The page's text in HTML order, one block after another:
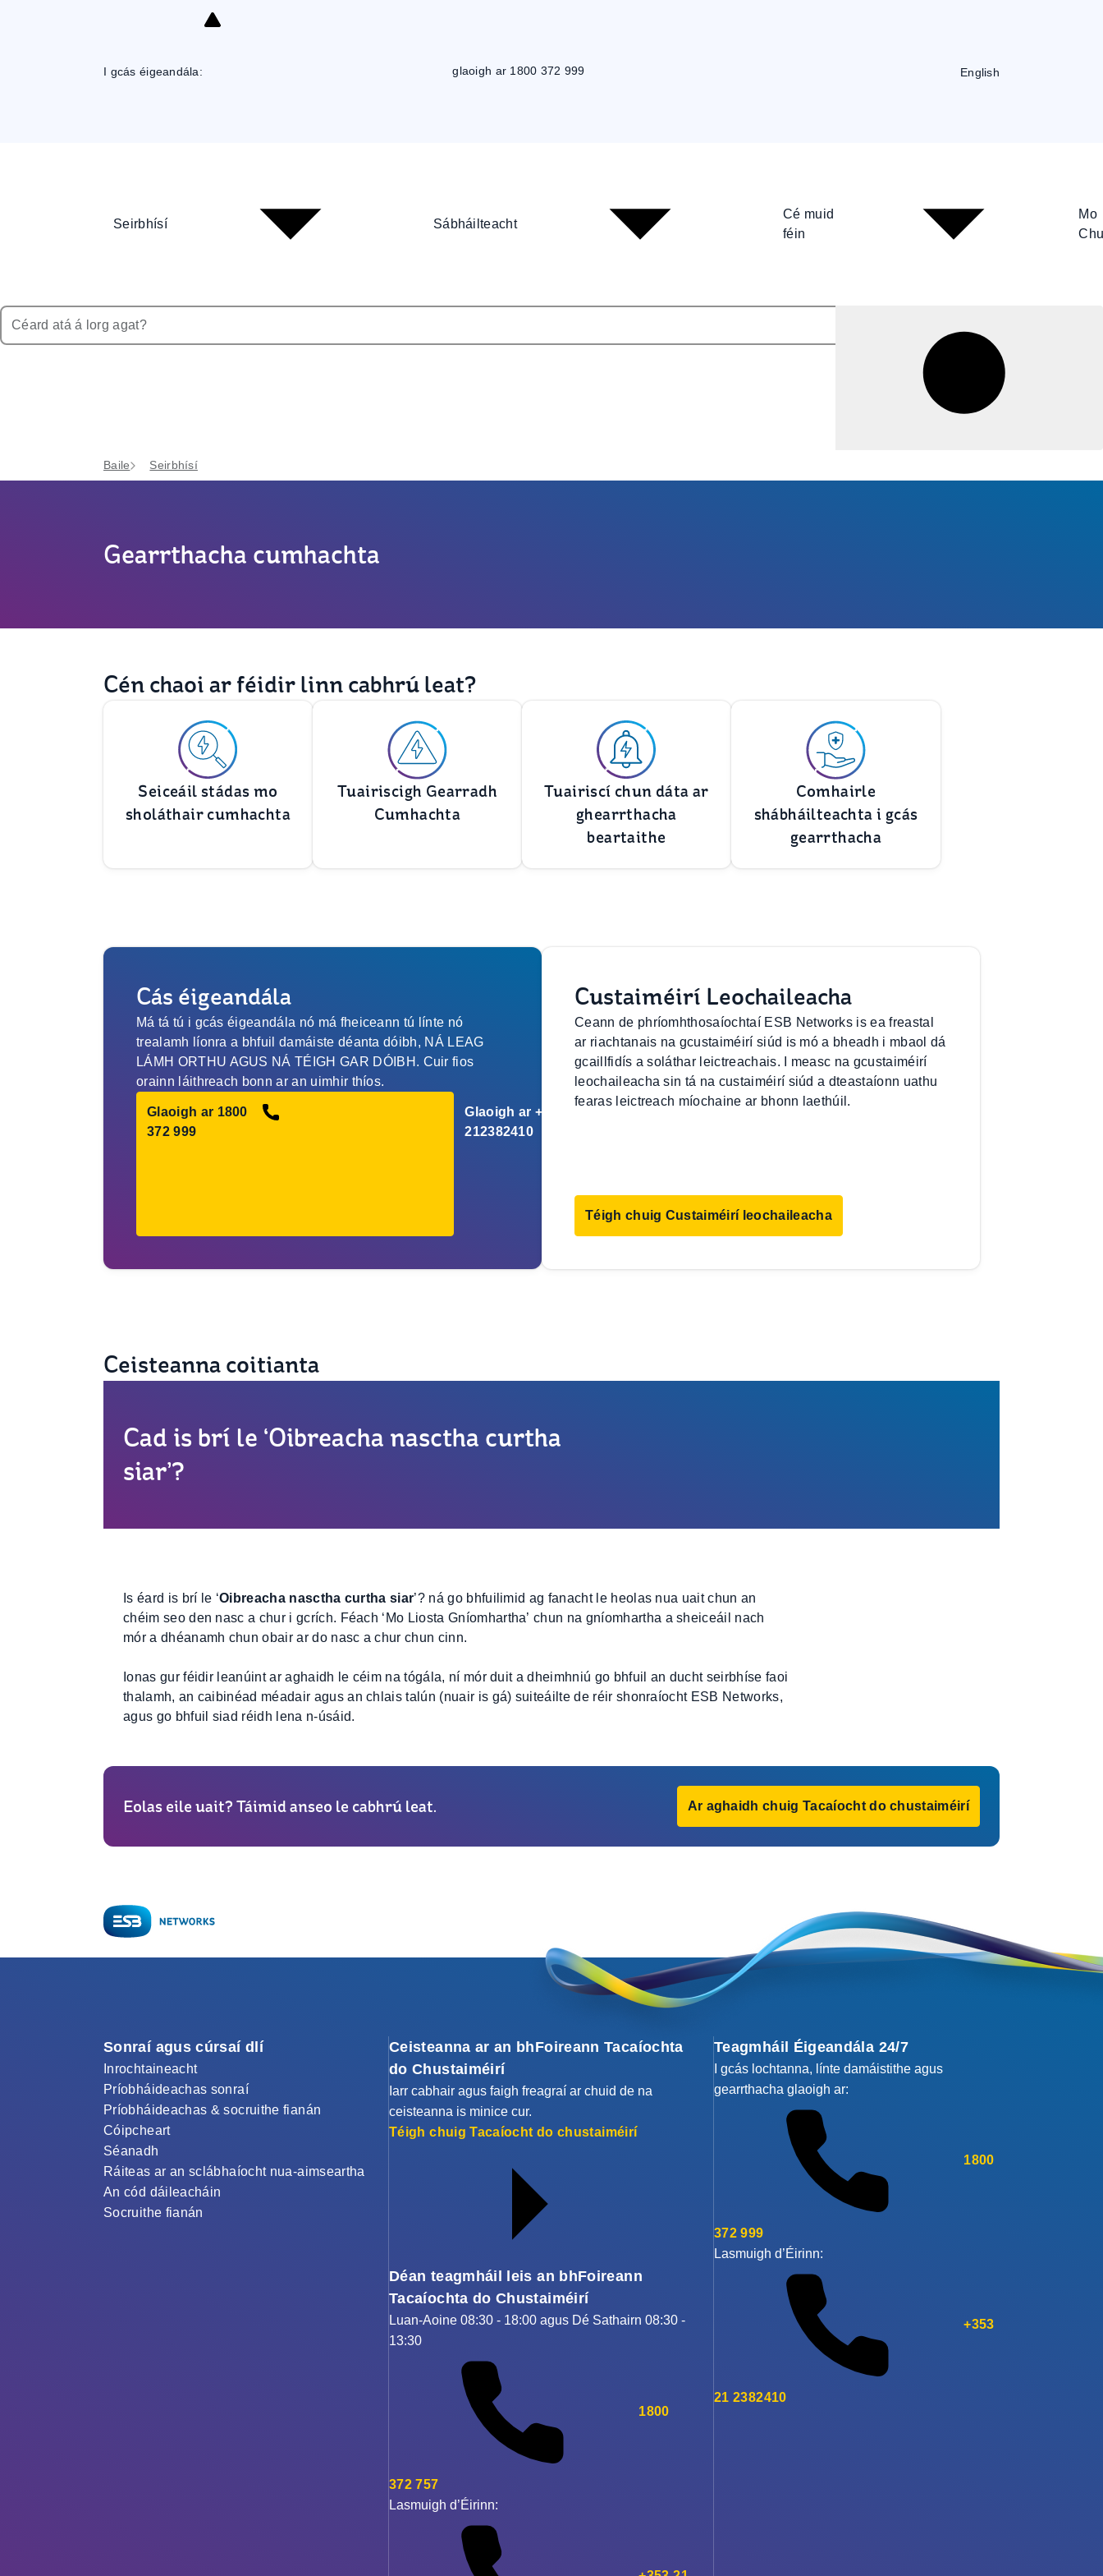
I gcás éigeandála: glaoigh ar 1800 372 999 English
Seirbhísí Sábháilteacht
Cé muid
féin
Mo
Baile Seirbhísí
Gearrthacha cumhachta
Cén chaoi ar féidir linn cabhrú leat?
Seiceáil stádas mo
sholáthair cumhachta
Tuairiscigh Gearradh
Cumhachta
Tuairiscí chun dáta ar
ghearrthacha
beartaithe
Comhairle
shábháilteachta i gcás
gearrthacha
Cás éigeandála
Má tá tú i gcás éigeandála nó má fheiceann tú línte nó
trealamh líonra a bhfuil damáiste déanta dóibh, NÁ LEAG
LÁMH ORTHU AGUS NÁ TÉIGH GAR DÓIBH. Cuir fios
orainn láithreach bonn ar an uimhir thíos.
Glaoigh ar 1800
372 999
Glaoigh ar +353
212382410
Custaiméirí Leochaileacha
Ceann de phríomhthosaíochtaí ESB Networks is ea freastal
ar riachtanais na gcustaiméirí siúd is mó a bheadh i mbaol dá
gcaillfidís a soláthar leictreachais. I measc na gcustaiméirí
leochaileacha sin tá na custaiméirí siúd a dteastaíonn uathu
fearas leictreach míochaine ar bhonn laethúil.
Téigh chuig Custaiméirí leochaileacha
Ceisteanna coitianta
Cad is brí le ‘Oibreacha nasctha curtha
siar’?
Is éard is brí le ‘Oibreacha nasctha curtha siar’? ná go bhfuilimid ag fanacht le heolas nua uait chun an
chéim seo den nasc a chur i gcrích. Féach ‘Mo Liosta Gníomhartha’ chun na gníomhartha a sheiceáil nach
mór a dhéanamh chun obair ar do nasc a chur chun cinn.
Ionas gur féidir leanúint ar aghaidh le céim na tógála, ní mór duit a dheimhniú go bhfuil an ducht seirbhíse faoi
thalamh, an caibinéad méadair agus an chlais talún (nuair is gá) suiteáilte de réir shonraíocht ESB Networks,
agus go bhfuil siad réidh lena n-úsáid.
Eolas eile uait? Táimid anseo le cabhrú leat. Ar aghaidh chuig Tacaíocht do chustaiméirí
Sonraí agus cúrsaí dlí
Inrochtaineacht
Príobháideachas sonraí
Príobháideachas & socruithe fianán
Cóipcheart
Séanadh
Ráiteas ar an sclábhaíocht nua-aimseartha
An cód dáileacháin
Socruithe fianán
Ceisteanna ar an bhFoireann Tacaíochta
do Chustaiméirí
Iarr cabhair agus faigh freagraí ar chuid de na
ceisteanna is minice cur.
Téigh chuig Tacaíocht do chustaiméirí
Déan teagmháil leis an bhFoireann
Tacaíochta do Chustaiméirí
Luan-Aoine 08:30 - 18:00 agus Dé Sathairn 08:30 -
13:30
1800
372 757
Lasmuigh d’Éirinn:
Teagmháil Éigeandála 24/7
I gcás lochtanna, línte damáistithe agus
gearrthacha glaoigh ar:
1800
372 999
Lasmuigh d’Éirinn:
+353
21 2382410